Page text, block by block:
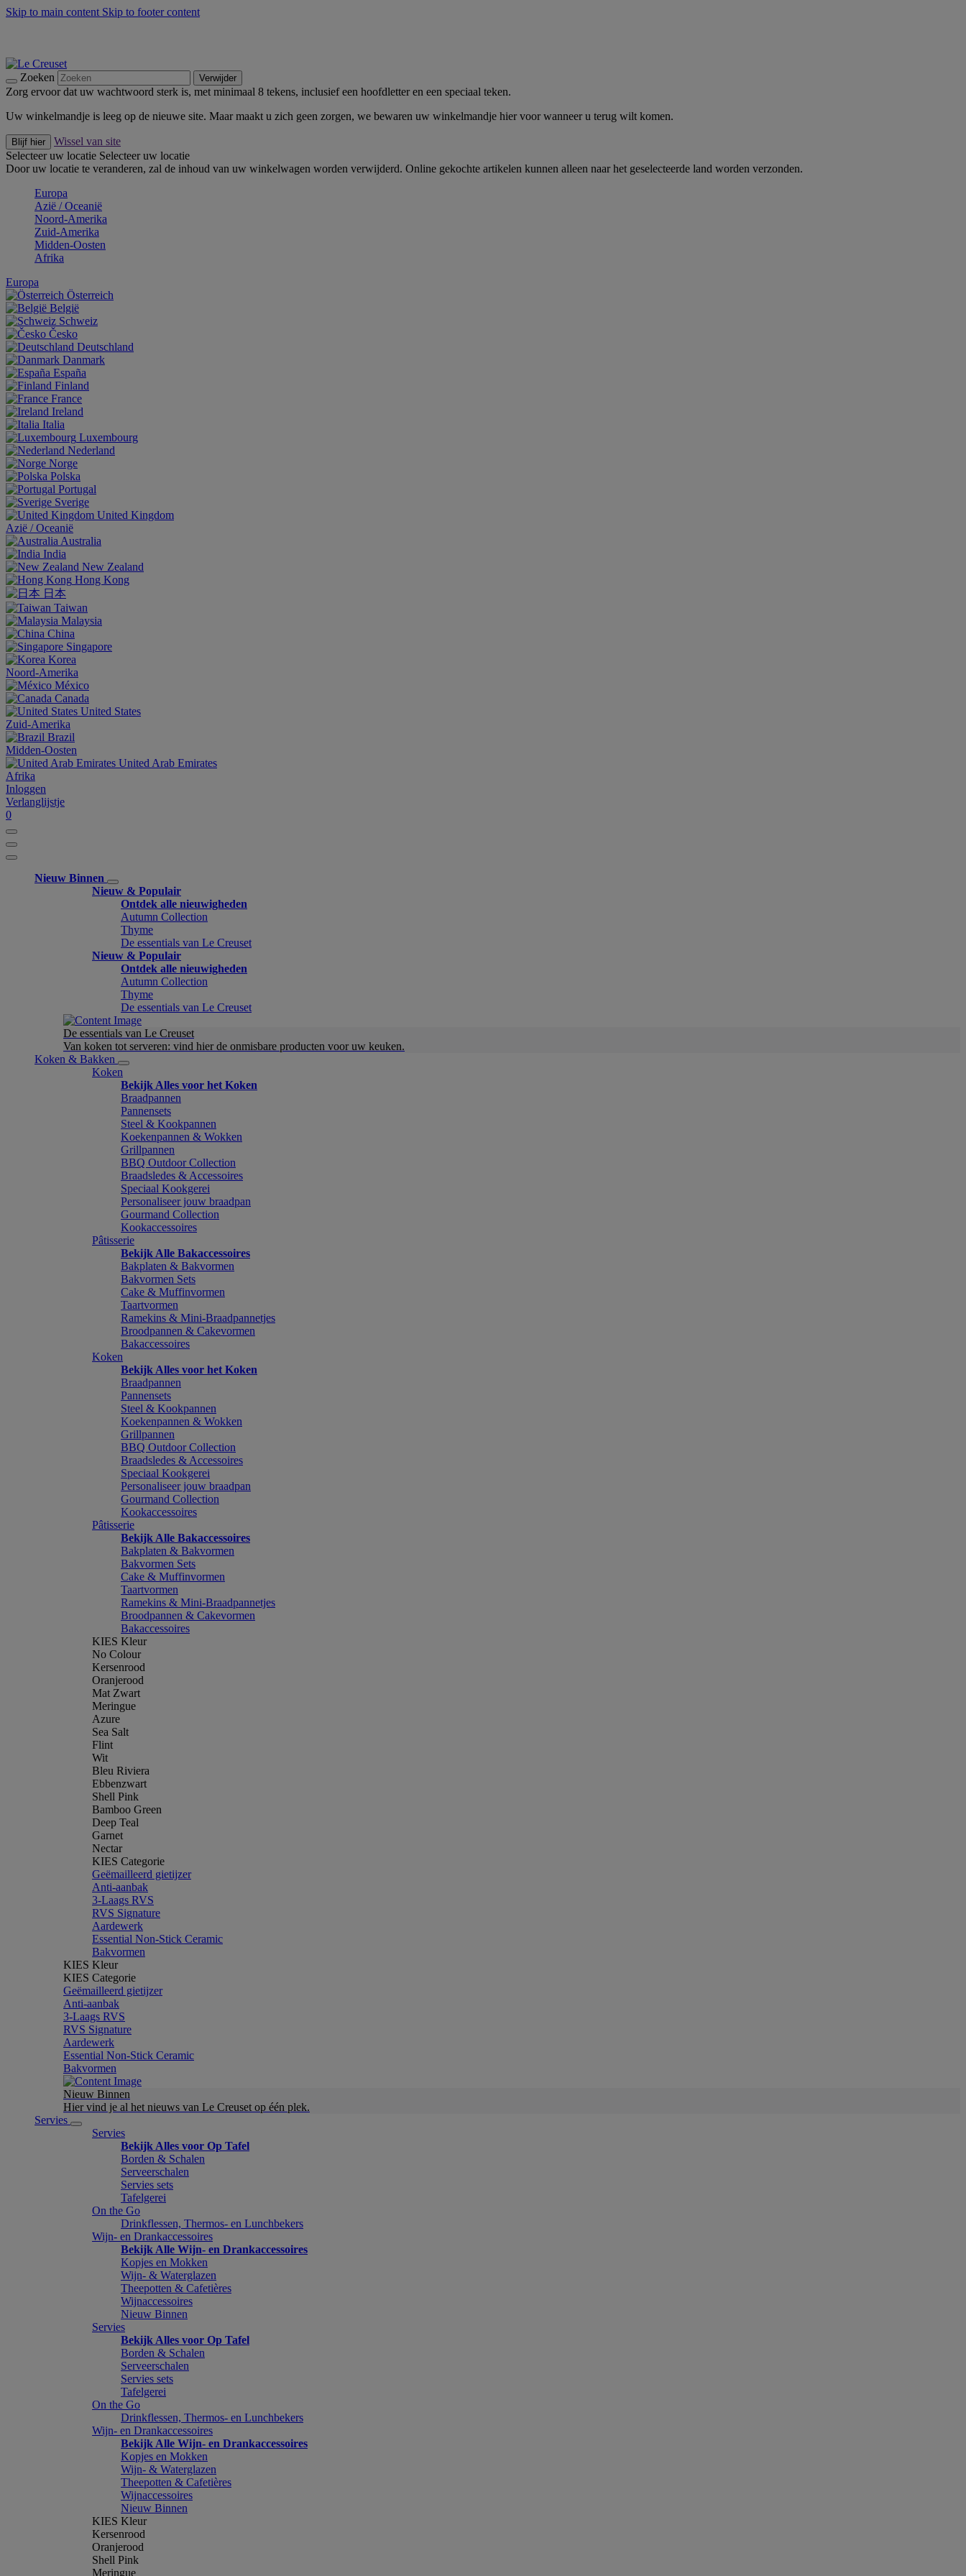
Skip to main content Skip to footer content
Zoeken Verwijder
Zorg ervoor dat uw wachtwoord sterk is, met minimaal 8 tekens, inclusief een hoofdletter en een speciaal teken.
Uw winkelmandje is leeg op de nieuwe site. Maar maakt u zich geen zorgen, we bewaren uw winkelmandje hier voor wanneer u terug wilt komen.
Blijf hier
Wissel van site
Selecteer uw locatie Selecteer uw locatie
Door uw locatie te veranderen, zal de inhoud van uw winkelwagen worden verwijderd. Online gekochte artikelen kunnen alleen naar het geselecteerde land worden verzonden.
Europa
Aziё / Oceaniё
Noord-Amerika
Zuid-Amerika
Midden-Oosten
Afrika
Europa
Österreich
België
Schweiz
Česko
Deutschland
Danmark
España
Finland
France
Ireland
Italia
Luxembourg
Nederland
Norge
Polska
Portugal
Sverige
United Kingdom
Aziё / Oceaniё
Australia
India
New Zealand
Hong Kong
日本
Taiwan
Malaysia
China
Singapore
Korea
Noord-Amerika
México
Canada
United States
Zuid-Amerika
Brazil
Midden-Oosten
United Arab Emirates
Afrika
Inloggen
Verlanglijstje
0
Nieuw Binnen
Nieuw & Populair
Ontdek alle nieuwigheden
Autumn Collection
Thyme
De essentials van Le Creuset
Nieuw & Populair
Ontdek alle nieuwigheden
Autumn Collection
Thyme
De essentials van Le Creuset
De essentials van Le Creuset
Van koken tot serveren: vind hier de onmisbare producten voor uw keuken.
Koken & Bakken
Koken
Bekijk Alles voor het Koken
Braadpannen
Pannensets
Steel & Kookpannen
Koekenpannen & Wokken
Grillpannen
BBQ Outdoor Collection
Braadsledes & Accessoires
Speciaal Kookgerei
Personaliseer jouw braadpan
Gourmand Collection
Kookaccessoires
Pâtisserie
Bekijk Alle Bakaccessoires
Bakplaten & Bakvormen
Bakvormen Sets
Cake & Muffinvormen
Taartvormen
Ramekins & Mini-Braadpannetjes
Broodpannen & Cakevormen
Bakaccessoires
Koken
Bekijk Alles voor het Koken
Braadpannen
Pannensets
Steel & Kookpannen
Koekenpannen & Wokken
Grillpannen
BBQ Outdoor Collection
Braadsledes & Accessoires
Speciaal Kookgerei
Personaliseer jouw braadpan
Gourmand Collection
Kookaccessoires
Pâtisserie
Bekijk Alle Bakaccessoires
Bakplaten & Bakvormen
Bakvormen Sets
Cake & Muffinvormen
Taartvormen
Ramekins & Mini-Braadpannetjes
Broodpannen & Cakevormen
Bakaccessoires
KIES Kleur
No Colour
Kersenrood
Oranjerood
Mat Zwart
Meringue
Azure
Sea Salt
Flint
Wit
Bleu Riviera
Ebbenzwart
Shell Pink
Bamboo Green
Deep Teal
Garnet
Nectar
KIES Categorie
Geëmailleerd gietijzer
Anti-aanbak
3-Laags RVS
RVS Signature
Aardewerk
Essential Non-Stick Ceramic
Bakvormen
KIES Kleur
KIES Categorie
Geëmailleerd gietijzer
Anti-aanbak
3-Laags RVS
RVS Signature
Aardewerk
Essential Non-Stick Ceramic
Bakvormen
Nieuw Binnen
Hier vind je al het nieuws van Le Creuset op één plek.
Servies
Servies
Bekijk Alles voor Op Tafel
Borden & Schalen
Serveerschalen
Servies sets
Tafelgerei
On the Go
Drinkflessen, Thermos- en Lunchbekers
Wijn- en Drankaccessoires
Bekijk Alle Wijn- en Drankaccessoires
Kopjes en Mokken
Wijn- & Waterglazen
Theepotten & Cafetières
Wijnaccessoires
Nieuw Binnen
Servies
Bekijk Alles voor Op Tafel
Borden & Schalen
Serveerschalen
Servies sets
Tafelgerei
On the Go
Drinkflessen, Thermos- en Lunchbekers
Wijn- en Drankaccessoires
Bekijk Alle Wijn- en Drankaccessoires
Kopjes en Mokken
Wijn- & Waterglazen
Theepotten & Cafetières
Wijnaccessoires
Nieuw Binnen
KIES Kleur
Kersenrood
Oranjerood
Shell Pink
Meringue